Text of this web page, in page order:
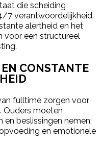
die scheiding
7 verantwoordelijkheid.
alertheid en het
voor een structureel
CONSTANTE
fulltime zorgen voor
Ouders moeten
beslissingen nemen:
en emotionele